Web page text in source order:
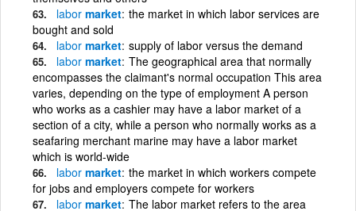
labor market the market in which labor services are
bought and sold
labor market supply of labor versus the demand
labor market The geographical area that normally
encompasses the claimant's normal occupation This area
varies, depending on the type of employment A person
who works as a cashier may have a labor market of a
section of a city, while a person who normally works as a
seafaring merchant marine may have a labor market
which is world-wide
labor market the market in which workers compete
for jobs and employers compete for workers
labor market The labor market refers to the area